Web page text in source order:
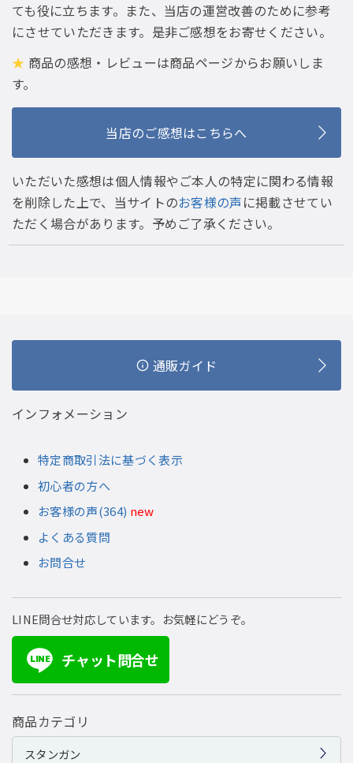
ても役に立ちます。また、当店の運営改善のために参考
にさせていただきます。是非ご感想をお寄せください。
★ 商品の感想・レビューは商品ページからお願いしま
す。
当店のご感想はこちらへ
いただいた感想は個人情報やご本人の特定に関わる情報
を削除した上で、当サイトのお客様の声に掲載させてい
ただく場合があります。予めご了承ください。
通販ガイド
インフォメーション
特定商取引法に基づく表示
初心者の方へ
お客様の声(364) new
よくある質問
お問合せ
LINE問合せ対応しています。お気軽にどうぞ。
LINE チャット問合せ
商品カテゴリ
スタンガン